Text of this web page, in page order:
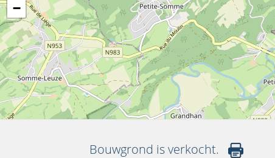
−
Bouwgrond is verkocht.